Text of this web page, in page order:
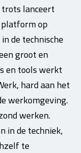
lanceert
op
de technische
groot en
en tools werkt
hard aan het
werkomgeving.
werken.
in de techniek,
te